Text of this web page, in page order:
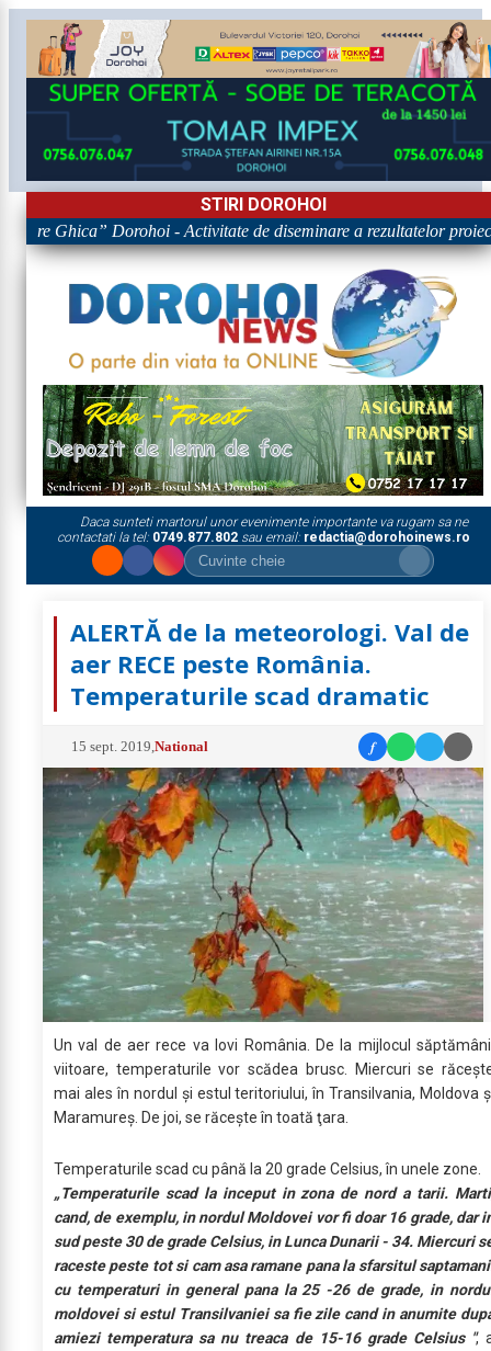
STIRI DOROHOI
Ghica” Dorohoi - Activitate de diseminare a rezultatelor
Daca sunteti martorul unor evenimente importante va rugam sa ne
contactati la tel: 0749.877.802sau email: redactia@dorohoinews.ro
ALERTĂ de la meteorologi. Val de
aer RECE peste România.
Temperaturile scad dramatic
15 sept. 2019 ,National f
Un val de aer rece va lovi România. De la mijlocul
viitoare, temperaturile vor scădea brusc. Miercuri se
mai ales în nordul şi estul teritoriului, în Transilvania, Moldova
Maramureş. De joi, se răceşte în toată ţara.
Temperaturile scad cu până la 20 grade Celsius, în unele zone.
„Temperaturile scad la inceput in zona de nord a tarii.
cand, de exemplu, in nordul Moldovei vor fi doar 16 grade, dar
sud peste 30 de grade Celsius, in Lunca Dunarii - 34. Miercuri
raceste peste tot si cam asa ramane pana la sfarsitul
cu temperaturi in general pana la 25 -26 de grade, in
moldovei si estul Transilvaniei sa fie zile cand in anumite
amiezi temperatura sa nu treaca de 15-16 grade Celsius ",